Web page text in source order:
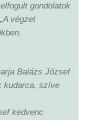
gondolatok
végzet
Balázs József
kudarca, szíve
kedvenc